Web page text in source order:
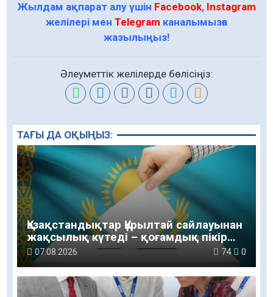
Жылдам ақпарат алу үшін Facebook, Instagram
желілері мен Telegram каналымызға
жазылыңыз!
Әлеуметтік желілерде бөлісіңіз:
ТАҒЫ ДА ОҚЫҢЫЗ:
Қазақстандықтар Құрылтай сайлауынан
жақсылық күтеді – қоғамдық пікір
зерттеуі
07.08.2026 74 0